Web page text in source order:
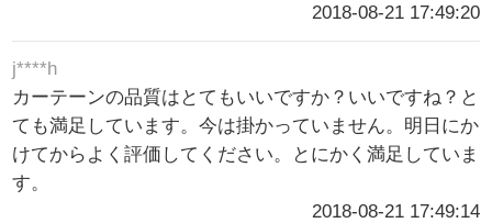
2018-08-21 17:49:20
j****h
カーテーンの品質はとてもいいですか？いいですね？と
ても満足しています。今は掛かっていません。明日にか
けてからよく評価してください。とにかく満足していま
す。
2018-08-21 17:49:14